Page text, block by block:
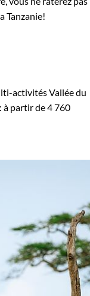
Tanzanie!
activités Vallée du
à partir de4 760